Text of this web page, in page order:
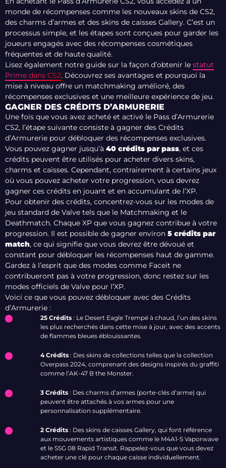
monde de récompenses comme les nouveaux skins de CS2,
des charms d’armes et des skins de caisses Gallery. C’est un
processus simple, et les étapes sont conçues pour garder les
joueurs engagés avec des récompenses cosmétiques
fréquentes et de haute qualité.
Lisez également notre guide sur la façon d’obtenir le statut
Prime dans CS2. Découvrez ses avantages et pourquoi la
mise à niveau offre un matchmaking amélioré, des
récompenses exclusives et une meilleure expérience de jeu.
GAGNER DES CRÉDITS D’ARMURERIE
Une fois que vous avez acheté et activé le Pass d’Armurerie
CS2, l’étape suivante consiste à gagner des Crédits
d’Armurerie pour débloquer des récompenses exclusives.
Vous pouvez gagner jusqu’à 40 crédits par pass, et ces
crédits peuvent être utilisés pour acheter divers skins,
charms et caisses. Cependant, contrairement à certains jeux
où vous pouvez acheter votre progression, vous devrez
gagner ces crédits en jouant et en accumulant de l’XP.
Pour obtenir des crédits, concentrez-vous sur les modes de
jeu standard de Valve tels que le Matchmaking et le
Deathmatch. Chaque XP que vous gagnez contribue à votre
progression. Il est possible de gagner environ 5 crédits par
match, ce qui signifie que vous devrez être dévoué et
constant pour débloquer les récompenses haut de gamme.
Gardez à l’esprit que des modes comme Faceit ne
contribueront pas à votre progression, donc restez sur les
modes officiels de Valve pour l’XP.
Voici ce que vous pouvez débloquer avec des Crédits
d’Armurerie :
25 Crédits : Le Desert Eagle Trempé à chaud, l’un des skins
les plus recherchés dans cette mise à jour, avec des accents
de flammes bleues éblouissantes.
4 Crédits : Des skins de collections telles que la collection
Overpass 2024, comprenant des designs inspirés du graffiti
comme l’AK-47 B the Monster.
3 Crédits : Des charms d’armes (porte-clés d’arme) qui
peuvent être attachés à vos armes pour une
personnalisation supplémentaire.
2 Crédits : Des skins de caisses Gallery, qui font référence
aux mouvements artistiques comme le M4A1-S Vaporwave
et le SSG 08 Rapid Transit. Rappelez-vous que vous devez
acheter une clé pour chaque caisse individuellement.